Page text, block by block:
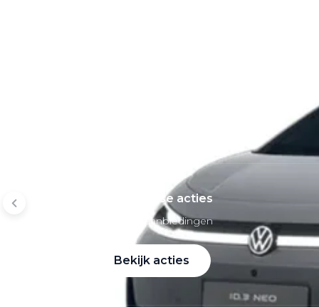
Private Lease acties
Bekijk alle aanbiedingen
Bekijk acties